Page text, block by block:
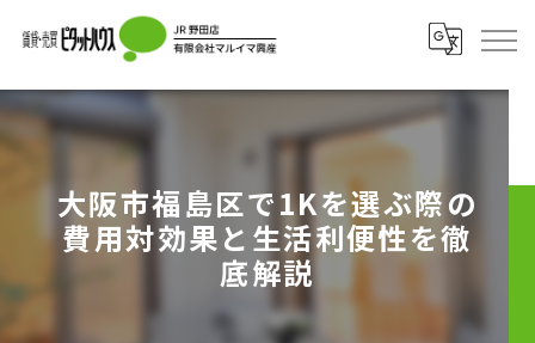
大阪市福島区で1Kを選ぶ際の
費用対効果と生活利便性を徹
底解説